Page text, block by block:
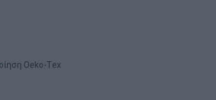
Οeko-Τex